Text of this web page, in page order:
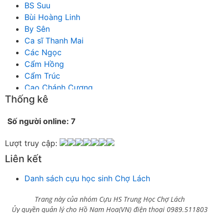
BS Suu
Bùi Hoàng Linh
By Sên
Ca sĩ Thanh Mai
Các Ngọc
Cẩm Hồng
Cẩm Trúc
Cao Chánh Cương
Cao Nhật Quyên
Chích Chị
Chu Trầm Nguyên Minh
Cò Bằng
Công Bình
Công Minh
Thống kê
Số người online: 7
Lượt truy cập:
Liên kết
Danh sách cựu học sinh Chợ Lách
Trang này của nhóm Cựu HS Trung Học Chợ Lách
Ủy quyền quản lý cho Hồ Nam Hoa(VN) điện thoại 0989.511803